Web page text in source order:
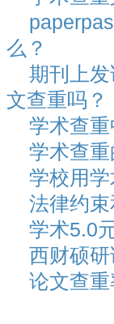
么？
期刊上
文查重吗？
学术查
学术查
学校用
法律约
学术5.0
西财硕
论文查